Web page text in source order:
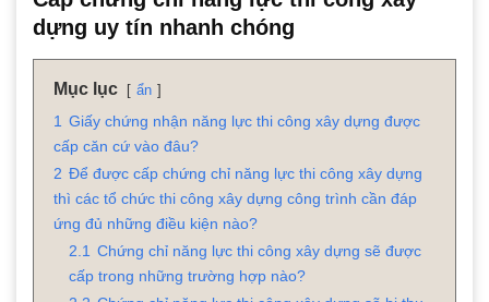
dựng uy tín nhanh chóng
Mục lục ẩn
1 Giấy chứng nhận năng lực thi công xây dựng được
cấp căn cứ vào đâu?
2 Để được cấp chứng chỉ năng lực thi công xây dựng
thì các tổ chức thi công xây dựng công trình cần đáp
ứng đủ những điều kiện nào?
2.1 Chứng chỉ năng lực thi công xây dựng sẽ được
cấp trong những trường hợp nào?